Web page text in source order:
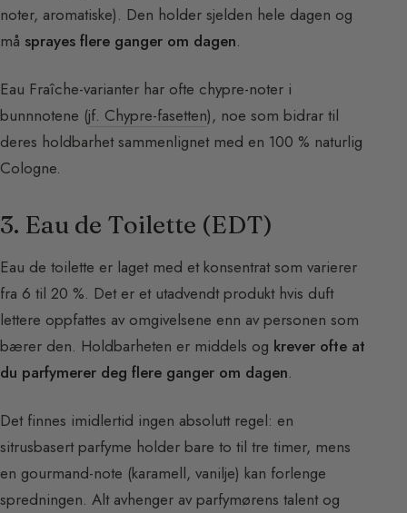
noter, aromatiske). Den holder sjelden hele dagen og
må sprayes flere ganger om dagen.
Eau Fraîche-varianter har ofte chypre-noter i
bunnnotene (jf. Chypre-fasetten), noe som bidrar til
deres holdbarhet sammenlignet med en 100 % naturlig
Cologne.
3. Eau de Toilette (EDT)
Eau de toilette er laget med et konsentrat som varierer
fra 6 til 20 %. Det er et utadvendt produkt hvis duft
lettere oppfattes av omgivelsene enn av personen som
bærer den. Holdbarheten er middels og krever ofte at
du parfymerer deg flere ganger om dagen.
Det finnes imidlertid ingen absolutt regel: en
sitrusbasert parfyme holder bare to til tre timer, mens
en gourmand-note (karamell, vanilje) kan forlenge
spredningen. Alt avhenger av parfymørens talent og